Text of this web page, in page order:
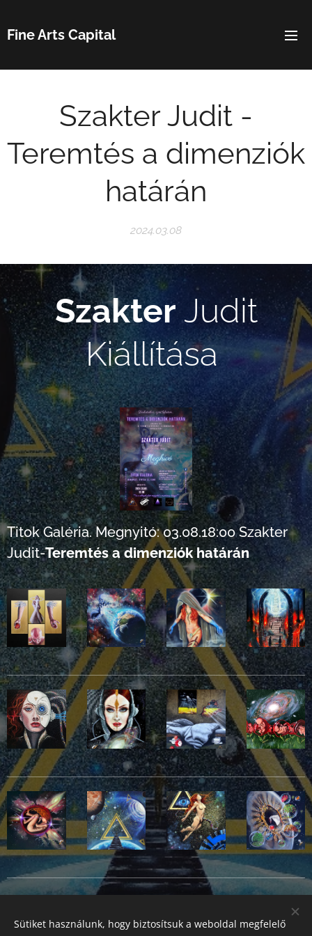
Fine Arts Capital
Szakter Judit -
Teremtés a dimenziók
határán
2024.03.08
SzakterJudit
Kiállítása
Titok Galéria. Megnyitó: 03.08.18:00 Szakter
Judit-Teremtés a dimenziók határán
Sütiket használunk, hogy biztosítsuk a weboldal megfelelő